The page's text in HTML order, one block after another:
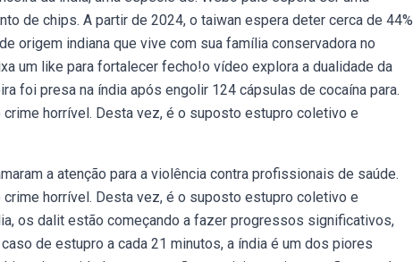
de chips. A partir de 2024, o taiwan espera deter cerca de 44%
origem indiana que vive com sua família conservadora no
um like para fortalecer fecho!o vídeo explora a dualidade da
foi presa na índia após engolir 124 cápsulas de cocaína para.
horrível. Desta vez, é o suposto estupro coletivo e
a atenção para a violência contra profissionais de saúde.
horrível. Desta vez, é o suposto estupro coletivo e
os dalit estão começando a fazer progressos significativos,
de estupro a cada 21 minutos, a índia é um dos piores